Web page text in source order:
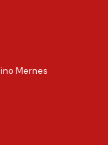
Mernes